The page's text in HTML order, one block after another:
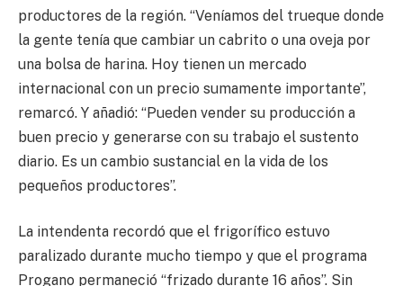
productores de la región. “Veníamos del trueque donde
la gente tenía que cambiar un cabrito o una oveja por
una bolsa de harina. Hoy tienen un mercado
internacional con un precio sumamente importante”,
remarcó. Y añadió: “Pueden vender su producción a
buen precio y generarse con su trabajo el sustento
diario. Es un cambio sustancial en la vida de los
pequeños productores”.
La intendenta recordó que el frigorífico estuvo
paralizado durante mucho tiempo y que el programa
Progano permaneció “frizado durante 16 años”. Sin